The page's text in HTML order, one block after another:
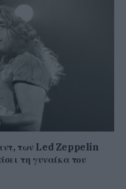
των Led Zeppelin
τη γυναίκα του